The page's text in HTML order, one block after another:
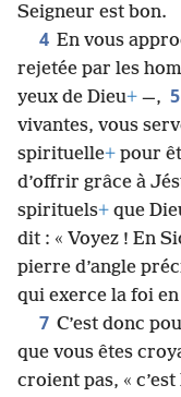
Seigneur est bon.
4 En vous
rejetée par les
yeux de Dieu+ —, 5
vivantes, vous
spirituelle+ pour
d’offrir grâce à
spirituels+ que
dit : « Voyez ! En
pierre d’angle
qui exerce la foi
7 C’est donc
que vous êtes
croient pas, «